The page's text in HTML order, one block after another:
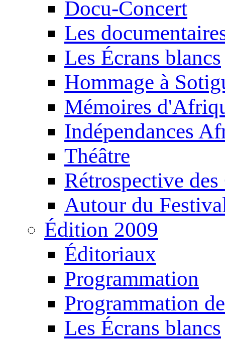
Docu-Concert
Les
Les Écrans blancs
Hommage à
Mémoires
Indépendances
Théâtre
Rétrospective
Autour du
Édition 2009
Éditoriaux
Programmation
Programmation
Les Écrans blancs